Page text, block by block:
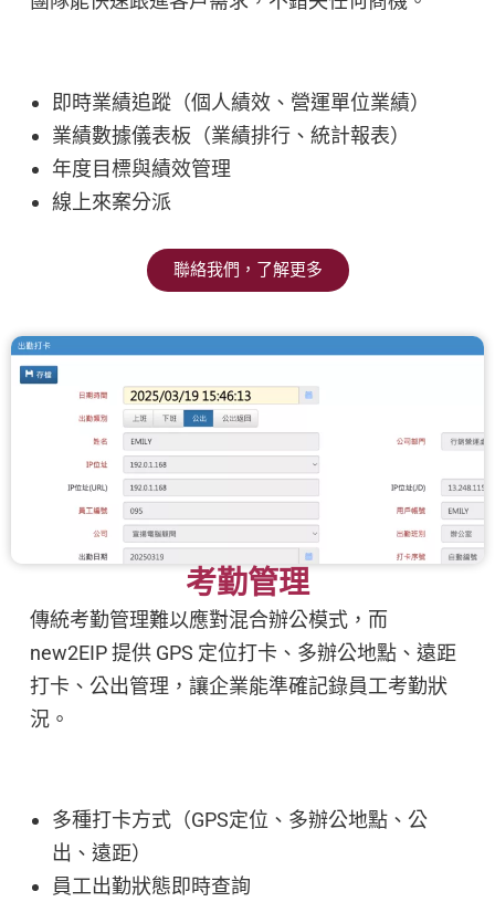
即時業績追蹤（個人績效、營運單位業績）
業績數據儀表板（業績排行、統計報表）
年度目標與績效管理
線上來案分派
聯絡我們，了解更多
考勤管理
傳統考勤管理難以應對混合辦公模式，而
new2EIP 提供 GPS 定位打卡、多辦公地點、遠距
打卡、公出管理，讓企業能準確記錄員工考勤狀
況。
多種打卡方式（GPS定位、多辦公地點、公
出、遠距）
員工出勤狀態即時查詢